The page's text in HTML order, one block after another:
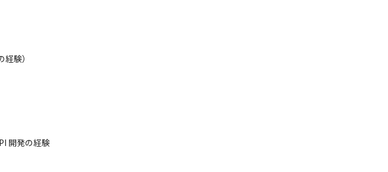
心としたデータプラットフォームの整備と、部門横断でのDXプロジェク
上、構築していくことが求められ、DXプロジェクトにおいて、設計・実
データ活用プロジェクトをリードする立場としてご活躍いただきます。
開発を行っております。
のBronzeとして一元化するとともに、全社共通のデータ構造である
求を受けたGoldデータ（DWHやデータマート等）の設計構築と、BIやAI
験）
開発の経験